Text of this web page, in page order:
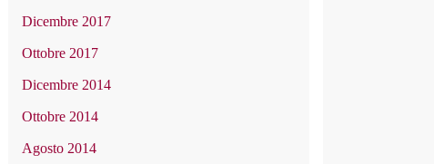
Dicembre 2017
Ottobre 2017
Dicembre 2014
Ottobre 2014
Agosto 2014